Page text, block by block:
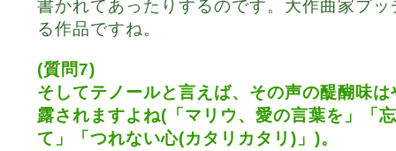
書かれてあったりするのです。大作曲家プ
る作品ですね。
(質問7)
そしてテノールと言えば、その声の醍醐味
露されますよね(「マリウ、愛の言葉を」「
て」「つれない心(カタリカタリ)」)。